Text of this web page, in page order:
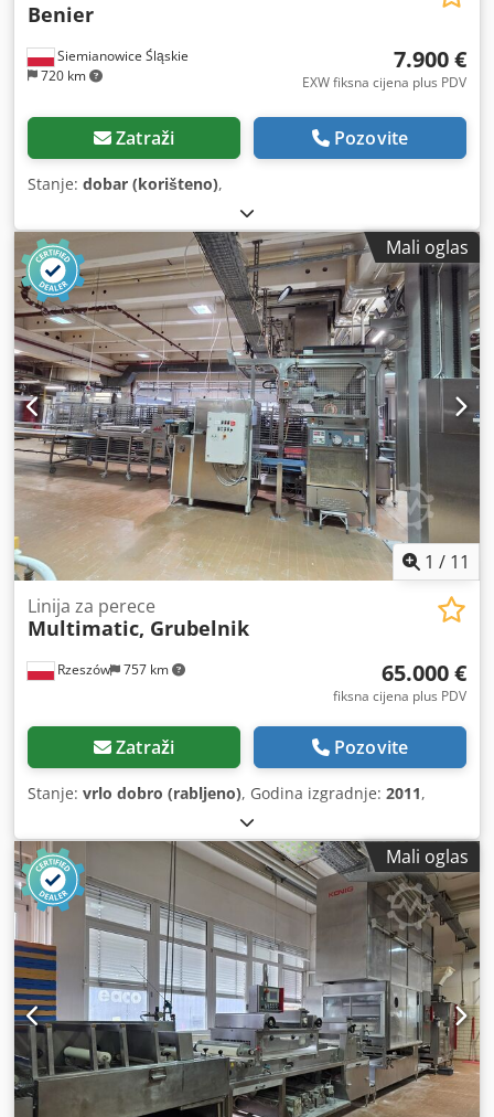
Siemianowice Śląskie
720 km
Benier
7.900 €
EXW fiksna cijena plus PDV
Zatraži Pozovite
Stanje: dobar (korišteno),
Mali oglas
1 / 11
Rzeszów 757 km
Linija za perece
Multimatic, Grubelnik
65.000 €
fiksna cijena plus PDV
Zatraži Pozovite
Stanje: vrlo dobro (rabljeno), Godina izgradnje: 2011,
Mali oglas